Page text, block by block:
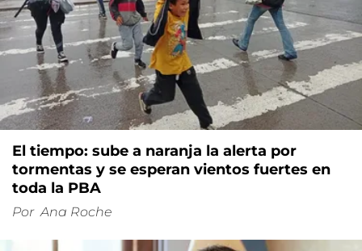
El tiempo: sube a naranja la alerta por
tormentas y se esperan vientos fuertes en
toda la PBA
Por Ana Roche